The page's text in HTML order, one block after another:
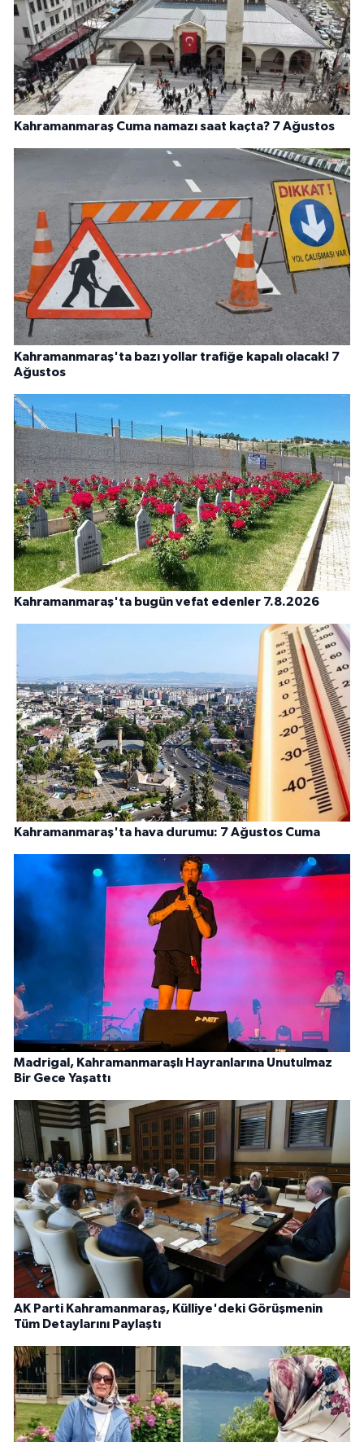
Kahramanmaraş Cuma namazı saat kaçta? 7 Ağustos
Kahramanmaraş'ta bazı yollar trafiğe kapalı olacak! 7
Ağustos
Kahramanmaraş'ta bugün vefat edenler 7.8.2026
Kahramanmaraş'ta hava durumu: 7 Ağustos Cuma
Madrigal, Kahramanmaraşlı Hayranlarına Unutulmaz
Bir Gece Yaşattı
AK Parti Kahramanmaraş, Külliye'deki Görüşmenin
Tüm Detaylarını Paylaştı